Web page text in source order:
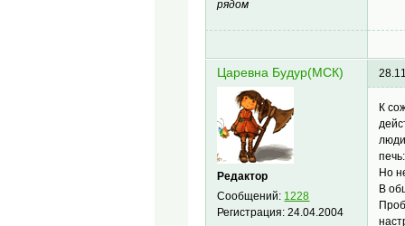
рядом
Царевна Будур(МСК)
Редактор
Сообщений: 1228
Регистрация:24.04.2004
К
Но
В